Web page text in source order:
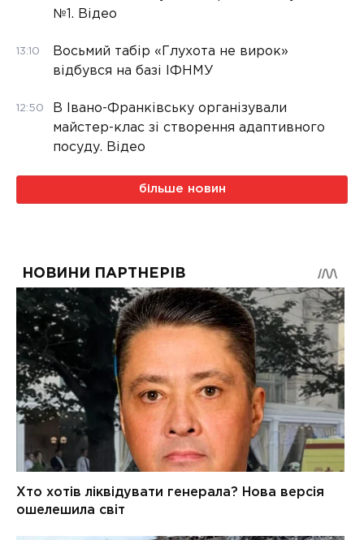
№1. Відео
13:10
Восьмий табір «Глухота не вирок»
відбувся на базі ІФНМУ
12:50
В Івано-Франківську організували
майстер-клас зі створення адаптивного
посуду. Відео
більше новин